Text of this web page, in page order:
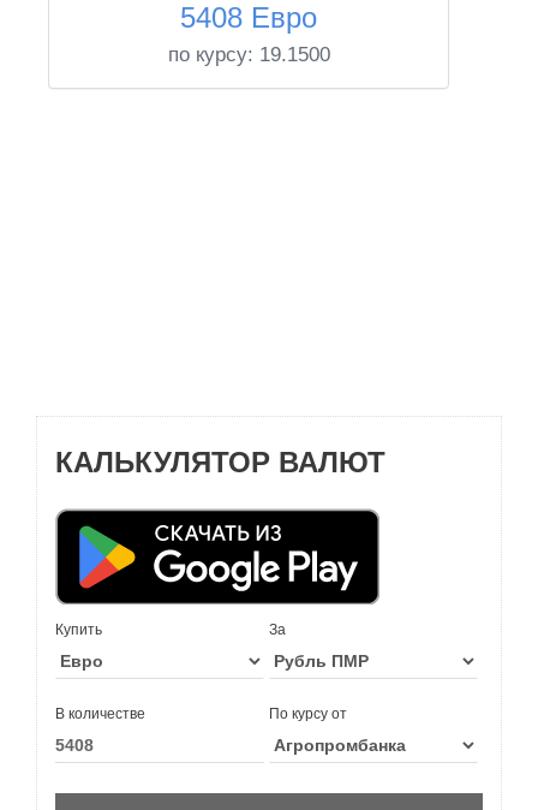
5408 Евро
по курсу: 19.1500
КАЛЬКУЛЯТОР ВАЛЮТ
Купить За
В количестве По курсу от